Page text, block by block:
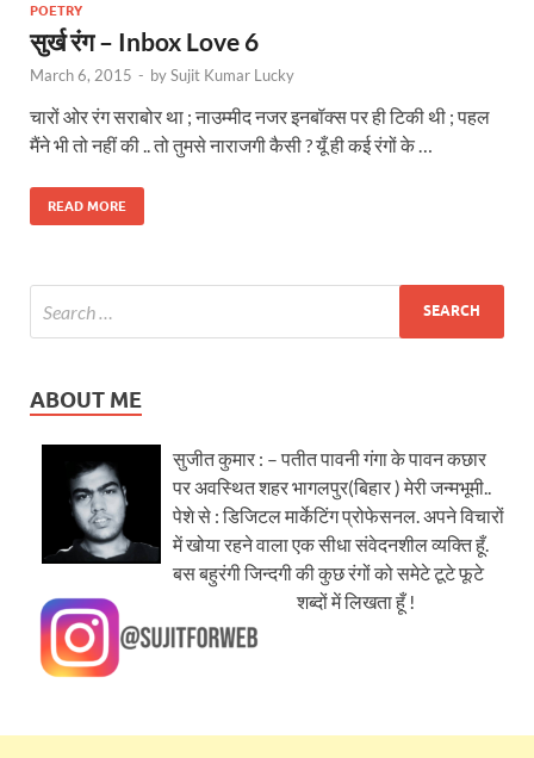
POETRY
सुर्ख रंग – Inbox Love 6
March 6, 2015 - bySujit Kumar Lucky
चारों ओर रंग सराबोर था ; नाउम्मीद नजर इनबॉक्स पर ही टिकी थी ; पहल
मैंने भी तो नहीं की .. तो तुमसे नाराजगी कैसी ? यूँ ही कई रंगों के …
READ MORE
ABOUT ME
सुजीत कुमार : – पतीत पावनी गंगा के पावन कछार
पर अवस्थित शहर भागलपुर(बिहार ) मेरी जन्मभूमी..
पेशे से : डिजिटल मार्केटिंग प्रोफेसनल. अपने विचारों
में खोया रहने वाला एक सीधा संवेदनशील व्यक्ति हूँ.
बस बहुरंगी जिन्दगी की कुछ रंगों को समेटे टूटे फूटे
शब्दों में लिखता हूँ !